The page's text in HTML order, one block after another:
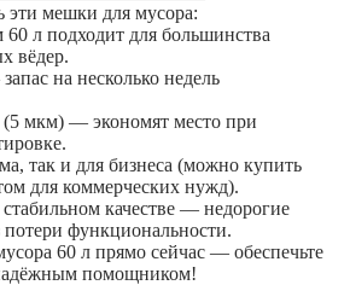
эти мешки для мусора:
л подходит для большинства
вёдер.
на несколько недель
мкм) — экономят место при
так и для бизнеса (можно купить
для коммерческих нужд).
качестве — недорогие
функциональности.
60 л прямо сейчас — обеспечьте
помощником!